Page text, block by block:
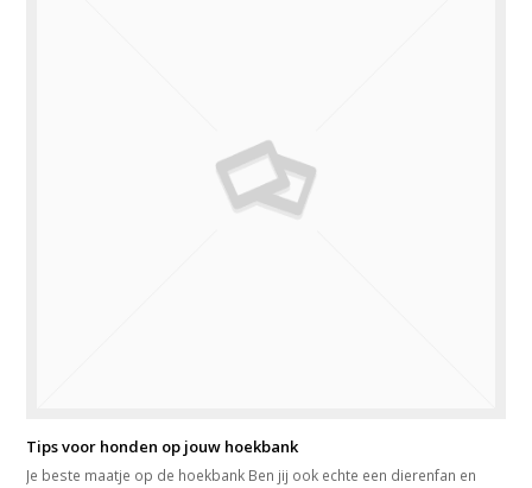
Tips voor honden op jouw hoekbank
Je beste maatje op de hoekbank Ben jij ook echte een dierenfan en